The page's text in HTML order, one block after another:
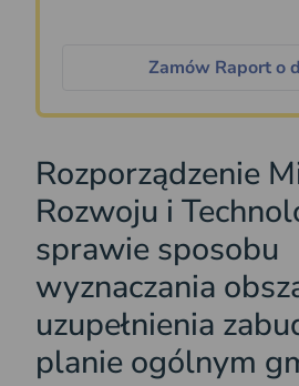
Zamów Raport o
Rozporządzenie
Rozwoju i
sprawie sposobu
wyznaczania
uzupełnienia
planie ogólnym